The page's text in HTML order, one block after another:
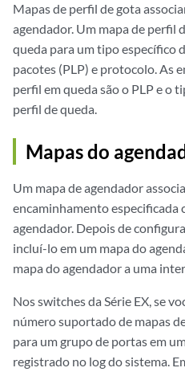
Mapas de perfil de gota
agendador. Um mapa de perfil
queda para um tipo específico
pacotes (PLP) e protocolo. As
perfil em queda são o PLP e o
perfil de queda.
Mapas do
Um mapa de agendador
encaminhamento especificada
agendador. Depois de
incluí-lo em um mapa do
mapa do agendador a uma
Nos switches da Série EX, se
número suportado de mapas
para um grupo de portas em
registrado no log do sistema.